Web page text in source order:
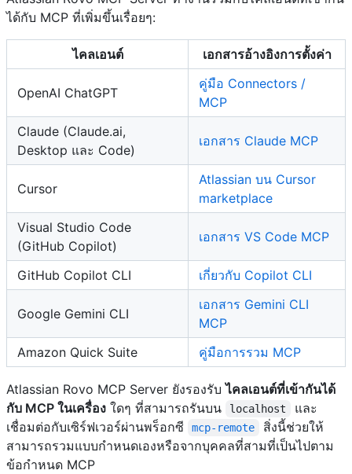
ได้กับ MCP ที่เพิ่มขึ้นเรื่อยๆ:
ไคลเอนต์ เอกสารอ้างอิงการตั้งค่า
OpenAI ChatGPT
คู่มือ Connectors /
MCP
Claude (Claude.ai,
Desktop และ Code)
เอกสาร Claude MCP
Cursor
Atlassian บน Cursor
marketplace
Visual Studio Code
(GitHub Copilot)
เอกสาร VS Code MCP
GitHub Copilot CLI เกี่ยวกับ Copilot CLI
Google Gemini CLI
เอกสาร Gemini CLI
MCP
Amazon Quick Suite
คู่มือการรวม MCP
Atlassian Rovo MCP Server ยังรองรับไคลเอนต์ที่เข้ากันได้
กับ MCP ในเครื่อง ใดๆ ที่สามารถรันบน localhost
และ
เชื่อมต่อกับเซิร์ฟเวอร์ผ่านพร็อกซี
mcp-remote
สิ่งนี้ช่วยให้
สามารถรวมแบบกำหนดเองหรือจากบุคคลที่สามที่เป็นไปตาม
ข้อกำหนด MCP